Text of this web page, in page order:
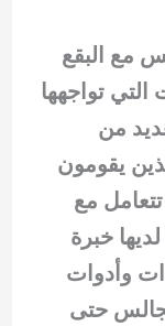
مع البقع
تواجهها
من
يقومون
مع
خبرة
وأدوات
حتى